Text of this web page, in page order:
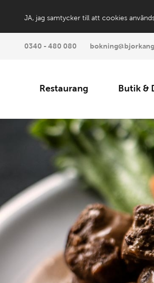
JA, jag samtycker till att cookies
0340 - 480 080
Restaurang Butik &